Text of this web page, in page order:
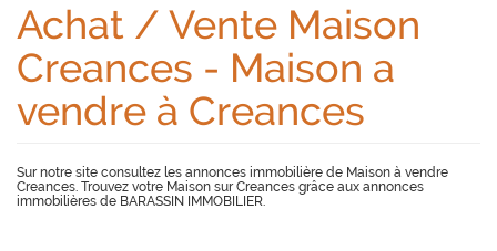
Achat / Vente Maison
Creances - Maison a
vendre à Creances
Sur notre site consultez les annonces immobilière de Maison à vendre
Creances. Trouvez votre Maison sur Creances grâce aux annonces
immobilières de BARASSIN IMMOBILIER.